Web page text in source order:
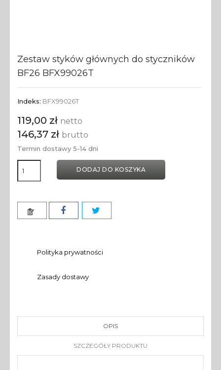
Zestaw styków głównych do styczników
BF26 BFX99026T
Indeks: BFX99026T
119,00 zł netto
146,37 zł brutto
Termin dostawy 5-14 dni
DODAJ DO KOSZYKA
Polityka prywatności
Zasady dostawy
OPIS
SZCZEGÓŁY PRODUKTU